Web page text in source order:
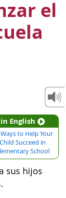
el
in English
Ways to Help Your
Child Succeed in
School
sus hijos